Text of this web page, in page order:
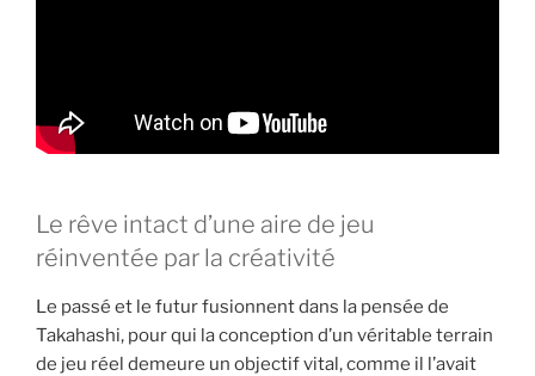
Le rêve intact d’une aire de jeu
réinventée par la créativité
Le passé et le futur fusionnent dans la pensée de
Takahashi, pour qui la conception d’un véritable terrain
de jeu réel demeure un objectif vital, comme il l’avait